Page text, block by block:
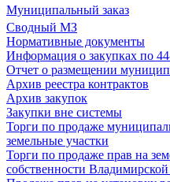
Муниципальный заказ
Сводный МЗ
Нормативные документы
Информация о закупках по
Отчет о размещении
Архив реестра контрактов
Архив закупок
Закупки вне системы
Торги по продаже
земельные участки
Торги по продаже прав на
собственности Владимирской